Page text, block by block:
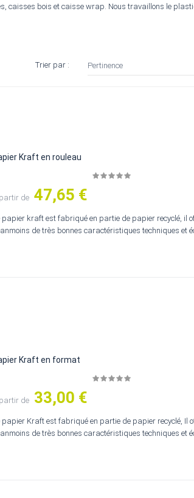
caisses bois et caisse wrap. Nous travaillons le
Trier par : Pertinence
Kraft en rouleau
de Prix
47,65 €
papier kraft est fabriqué en partie de papier recyclé, il
de très bonnes caractéristiques techniques et
Kraft en format
de Prix
33,00 €
papier Kraft est fabriqué en partie de papier recyclé, Il
de très bonnes caractéristiques techniques et